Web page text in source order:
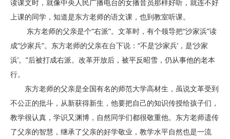
读课文时，就像中央人民广播电台的女播音员那样好听，就连不好
上课的同学，知道是东方老师的语文课，也到教室听课。
东方老师的父亲是个“右派”。文革时，有个领导把“沙家浜”读
成“沙家兵”。东方老师的父亲在台下说：“不是‘沙家兵’，是‘沙家
浜’。”后被打成右派。改革开放后，被平反昭雪，仍从事他的老本
行。
东方老师的父亲是全国有名的师范大学高材生，虽说文革受到
不公正的批斗，从新获得新生，他要把自己的知识传授给孩子们，
教学很认真，学识又渊博，自然同学们都很敬重他。东方老师遗传
了父亲的智慧，继承了父亲的好学敬业，教学水平自然也是一流